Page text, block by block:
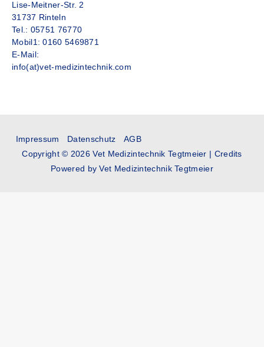
Lise-Meitner-Str. 2
31737 Rinteln
Tel.: 05751 76770
Mobil1: 0160 5469871
E-Mail:
info(at)vet-medizintechnik.com
Impressum Datenschutz
AGB
Copyright © 2026Vet Medizintechnik Tegtmeier | Credits
Powered byVet Medizintechnik Tegtmeier